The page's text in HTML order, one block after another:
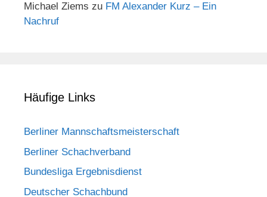
Michael Ziems zu FM Alexander Kurz – Ein
Nachruf
Häufige Links
Berliner Mannschaftsmeisterschaft
Berliner Schachverband
Bundesliga Ergebnisdienst
Deutscher Schachbund